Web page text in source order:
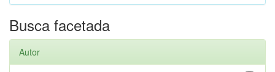
Busca facetada
Autor